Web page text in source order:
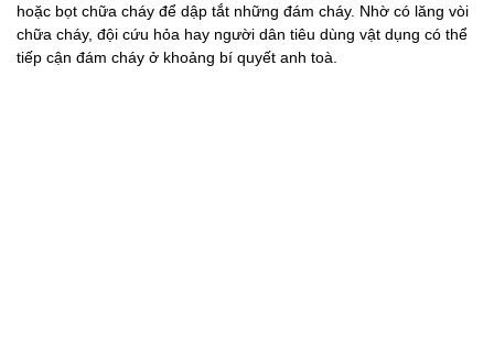
hoặc bọt chữa cháy để dập tắt những đám cháy. Nhờ có lăng vòi
chữa cháy, đội cứu hỏa hay người dân tiêu dùng vật dụng có thể
tiếp cận đám cháy ở khoảng bí quyết anh toà.